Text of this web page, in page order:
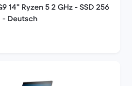
14" Ryzen 5 2 GHz - SSD 256
- Deutsch